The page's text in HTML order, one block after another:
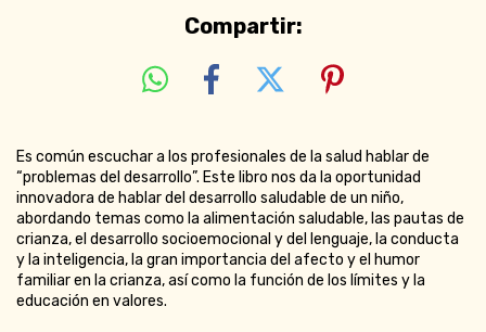
Compartir:
Es común escuchar a los profesionales de la salud hablar de
“problemas del desarrollo”. Este libro nos da la oportunidad
innovadora de hablar del desarrollo saludable de un niño,
abordando temas como la alimentación saludable, las pautas de
crianza, el desarrollo socioemocional y del lenguaje, la conducta
y la inteligencia, la gran importancia del afecto y el humor
familiar en la crianza, así como la función de los límites y la
educación en valores.